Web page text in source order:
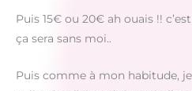
Puis 15€ ou 20€ ah ouais !!
ça sera sans moi..
Puis comme à mon habitude,